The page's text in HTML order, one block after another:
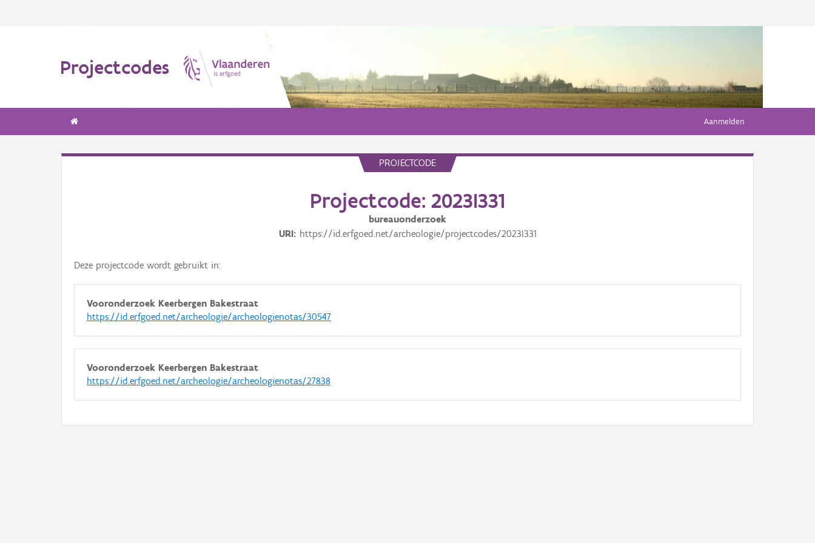
Projectcodes
Aanmelden
PROJECTCODE
Projectcode: 2023I331
bureauonderzoek
URI
https://id.erfgoed.net/archeologie/projectcodes/2023I331
Deze projectcode wordt gebruikt in:
Vooronderzoek Keerbergen Bakestraat
https://id.erfgoed.net/archeologie/archeologienotas/30547
Vooronderzoek Keerbergen Bakestraat
https://id.erfgoed.net/archeologie/archeologienotas/27838